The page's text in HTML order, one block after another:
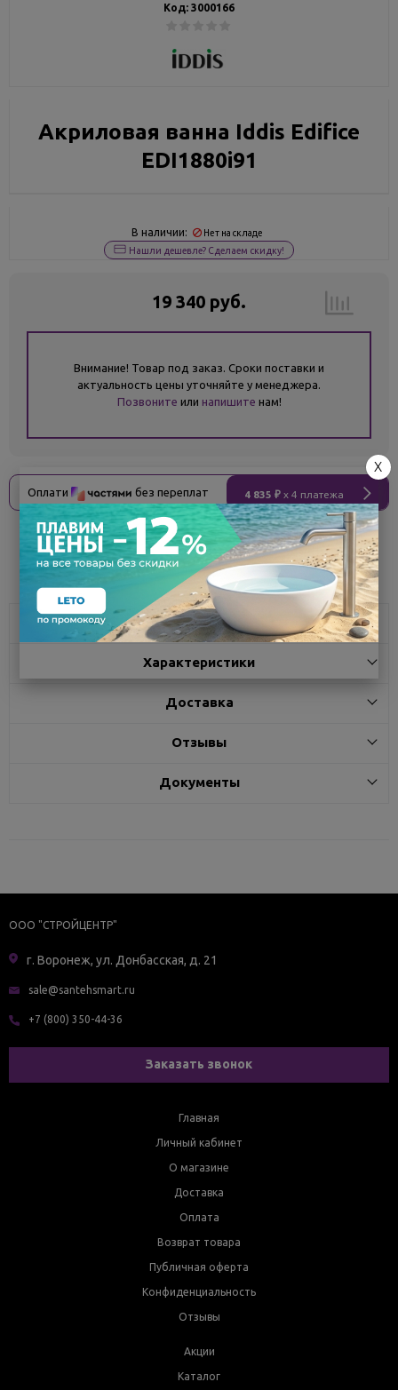
Код: 3000166
Акриловая ванна Iddis Edifice
EDI1880i91
В наличии: Нет на складе
Нашли дешевле? Сделаем скидку!
19 340 руб.
Внимание! Товар под заказ. Сроки поставки и
актуальность цены уточняйте у менеджера.
Позвоните или напишите нам!
Оплати без переплат 4 835 ₽ x 4 платежа
Поделиться
Описание
Характеристики
Доставка
Отзывы
Документы
ООО "СТРОЙЦЕНТР"
г. Воронеж, ул. Донбасская, д. 21
sale@santehsmart.ru
+7 (800) 350-44-36
Заказать звонок
Главная
Личный кабинет
О магазине
Доставка
Оплата
Возврат товара
Публичная оферта
Конфиденциальность
Отзывы
Акции
Каталог
X